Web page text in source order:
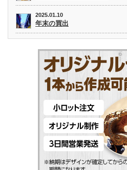
2025.01.10
年末の買出